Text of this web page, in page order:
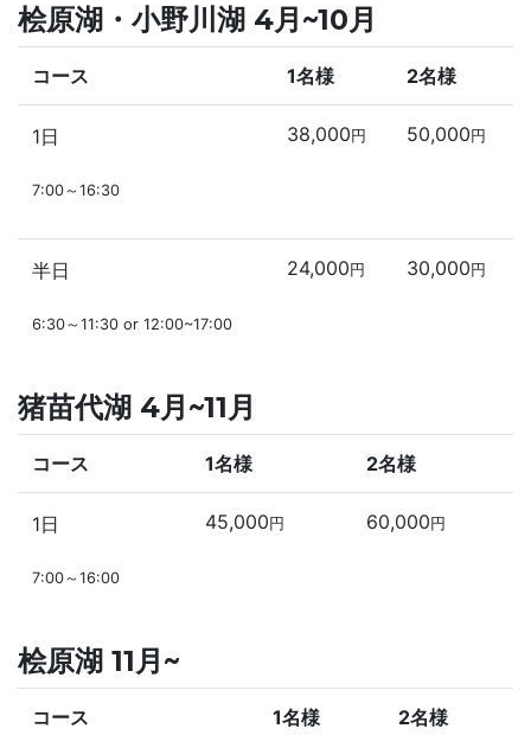
桧原湖・小野川湖 4月~10月
コース 1名様 2名様
1日
7:00～16:30
38,000円 50,000円
半日
6:30～11:30 or 12:00~17:00
24,000円 30,000円
猪苗代湖 4月~11月
コース 1名様 2名様
1日
7:00～16:00
45,000円 60,000円
桧原湖 11月~
コース 1名様 2名様